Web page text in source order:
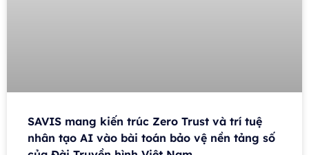
SAVIS mang kiến trúc Zero Trust và trí tuệ
nhân tạo AI vào bài toán bảo vệ nền tảng số